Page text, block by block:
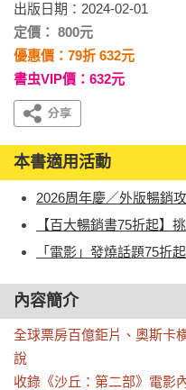
出版日期：2024-02-01
定價： 800元
優惠價：79折 632元
書虫VIP價：632元
本書適用活動
2026周年慶／外版暢銷
【百大暢銷書75折起】
「電影」發燒話題75折起
內容簡介
全球票房百億鉅片、奧斯卡
說
收錄《沙丘：第二部》電影